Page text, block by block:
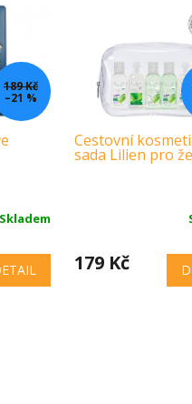
189 Kč
–21 %
Skladem
Cestovní
sada Lilien pro
179 Kč